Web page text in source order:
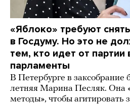
«Яблоко» требуют
в Госдуму. Но это не
тем, кто идет от партии
парламенты
В Петербурге в заксобрание
летняя Марина Песляк. Она
методы», чтобы агитировать